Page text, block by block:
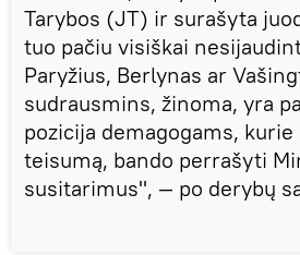
Tarybos (JT) ir surašyta
tuo pačiu visiškai
Paryžius, Berlynas ar
sudrausmins, žinoma, yra
pozicija demagogams, kurie
teisumą, bando perrašyti
susitarimus", — po derybų